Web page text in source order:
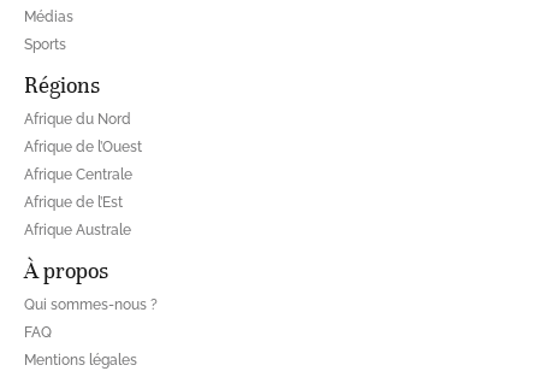
Médias
Sports
Régions
Afrique du Nord
Afrique de l’Ouest
Afrique Centrale
Afrique de l’Est
Afrique Australe
À propos
Qui sommes-nous ?
FAQ
Mentions légales